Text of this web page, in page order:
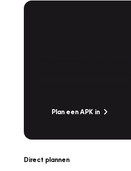
Plan een APK in
Direct plannen